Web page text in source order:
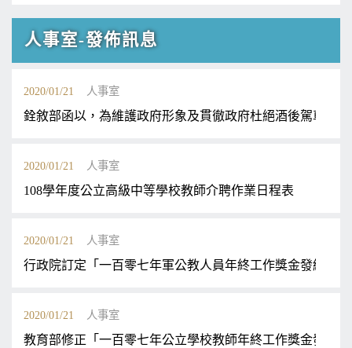
人事室-發佈訊息
2020/01/21 人事室
銓敘部函以，為維護政府形象及貫徹政府杜絕酒後駕車，
2020/01/21 人事室
108學年度公立高級中等學校教師介聘作業日程表
2020/01/21 人事室
行政院訂定「一百零七年軍公教人員年終工作獎金發給注
2020/01/21 人事室
教育部修正「一百零七年公立學校教師年終工作獎金發給